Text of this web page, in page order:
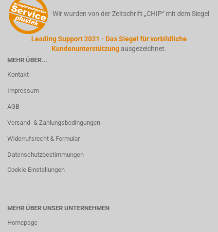
Wir wurden von der Zeitschrift „CHIP“ mit dem Siegel
Leading Support 2021 - Das Siegel für vorbildliche
Kundenunterstützung ausgezeichnet.
MEHR ÜBER...
Kontakt
Impressum
AGB
Versand- & Zahlungsbedingungen
Widerrufsrecht & Formular
Datenschutzbestimmungen
Cookie Einstellungen
MEHR ÜBER UNSER UNTERNEHMEN
Homepage